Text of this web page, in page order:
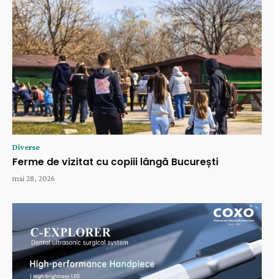
Diverse
Ferme de vizitat cu copiii lângă București
mai 28, 2026